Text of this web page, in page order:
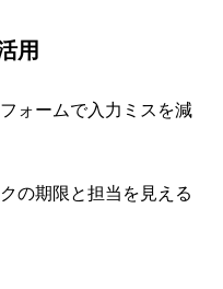
用
ォームで入力ミスを減
の期限と担当を見える